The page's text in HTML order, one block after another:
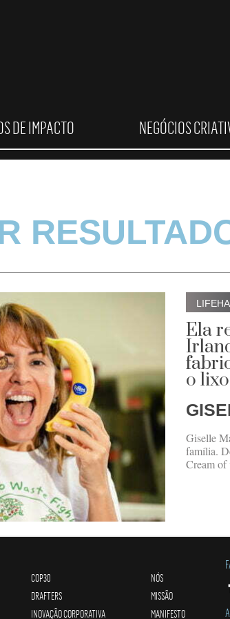
DE IMPACTO NEGÓCIOS
Ela
o lixo
Giselle
família.
Cream of
COP30
DRAFTERS
INOVAÇÃO CORPORATIVA
NÓS
MISSÃO
MANIFESTO